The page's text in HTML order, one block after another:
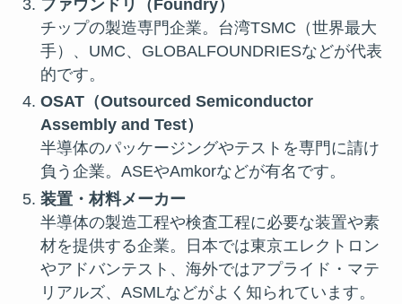
ファウンドリ（Foundry）
チップの製造専門企業。台湾TSMC（世界最大
手）、UMC、GLOBALFOUNDRIESなどが代表
的です。
OSAT（Outsourced Semiconductor
Assembly and Test）
半導体のパッケージングやテストを専門に請け
負う企業。ASEやAmkorなどが有名です。
装置・材料メーカー
半導体の製造工程や検査工程に必要な装置や素
材を提供する企業。日本では東京エレクトロン
やアドバンテスト、海外ではアプライド・マテ
リアルズ、ASMLなどがよく知られています。